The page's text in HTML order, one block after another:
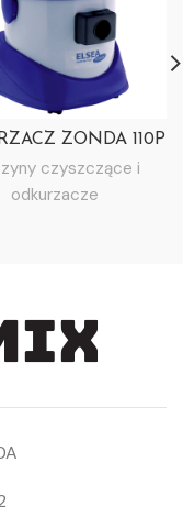
ZONDA 110P
czyszczące i
odkurzacze